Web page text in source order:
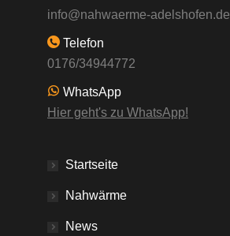
info@nahwaerme-adelshofen.de
Telefon
0176/34944772
WhatsApp
Hier geht's zu WhatsApp!
Startseite
Nahwärme
News